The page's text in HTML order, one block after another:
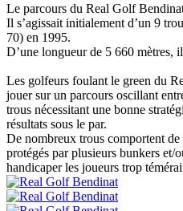
Le parcours du Real Golf
Il s’agissait initialement d’un 9
70) en 1995.
D’une longueur de 5 660 mètres,
Les golfeurs foulant le green du
jouer sur un parcours oscillant
trous nécessitant une bonne
résultats sous le par.
De nombreux trous comportent de
protégés par plusieurs bunkers et/
handicaper les joueurs trop